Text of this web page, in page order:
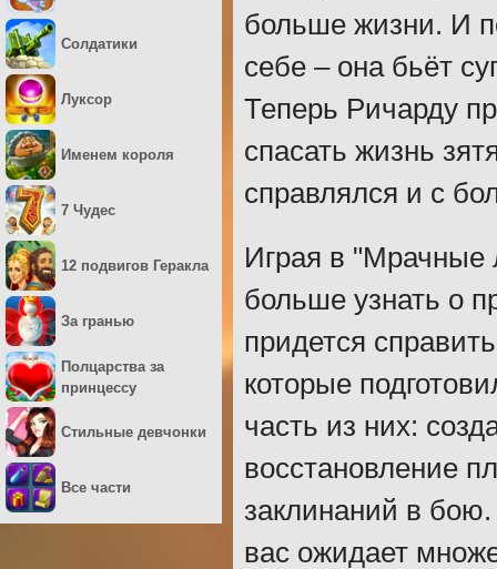
больше жизни. И
себе – она бьёт
Теперь Ричарду
спасать жизнь
справлялся и с
Играя в "Мрачные
больше узнать о
придется
которые
часть из них:
восстановление
заклинаний в бою.
вас ожидает
Солдатики
Луксор
Именем короля
7 Чудес
12 подвигов Геракла
За гранью
Полцарства за
принцессу
Стильные девчонки
Все части